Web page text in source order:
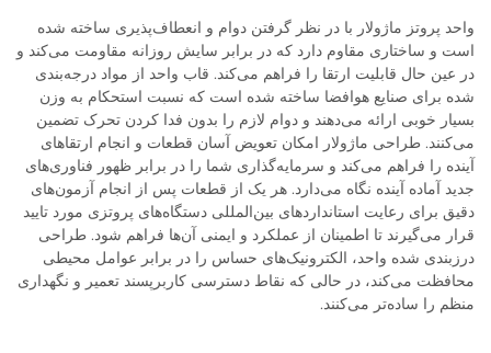
واحد پروتز ماژولار با در نظر گرفتن دوام و انعطاف‌پذیری ساخته شده
است و ساختاری مقاوم دارد که در برابر سایش روزانه مقاومت می‌کند و
در عین حال قابلیت ارتقا را فراهم می‌کند. قاب واحد از مواد درجه‌بندی
شده برای صنایع هوافضا ساخته شده است که نسبت استحکام به وزن
بسیار خوبی ارائه می‌دهند و دوام لازم را بدون فدا کردن تحرک تضمین
می‌کنند. طراحی ماژولار امکان تعویض آسان قطعات و انجام ارتقاهای
آینده را فراهم می‌کند و سرمایه‌گذاری شما را در برابر ظهور فناوری‌های
جدید آماده آینده نگاه می‌دارد. هر یک از قطعات پس از انجام آزمون‌های
دقیق برای رعایت استانداردهای بین‌المللی دستگاه‌های پروتزی مورد تایید
قرار می‌گیرند تا اطمینان از عملکرد و ایمنی آن‌ها فراهم شود. طراحی
درزبندی شده واحد، الکترونیک‌های حساس را در برابر عوامل محیطی
محافظت می‌کند، در حالی که نقاط دسترسی کاربرپسند تعمیر و نگهداری
منظم را ساده‌تر می‌کنند.